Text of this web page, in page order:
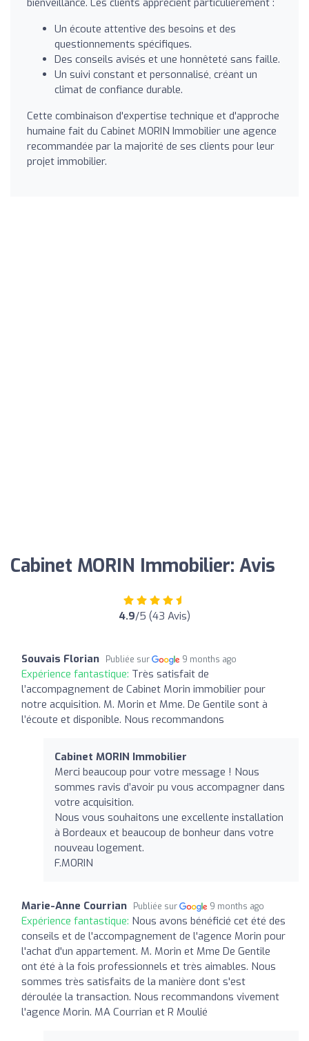
Un écoute attentive des besoins et des
questionnements spécifiques.
Des conseils avisés et une honnêteté sans faille.
Un suivi constant et personnalisé, créant un
climat de confiance durable.
Cette combinaison d'expertise technique et d'approche
humaine fait du Cabinet MORIN Immobilier une agence
recommandée par la majorité de ses clients pour leur
projet immobilier.
Cabinet MORIN Immobilier: Avis
4.9/5 (43 Avis)
Souvais Florian Publiée sur 9 months ago
Expérience fantastique: Très satisfait de
l’accompagnement de Cabinet Morin immobilier pour
notre acquisition. M. Morin et Mme. De Gentile sont à
l’écoute et disponible. Nous recommandons
Cabinet MORIN Immobilier
Merci beaucoup pour votre message ! Nous
sommes ravis d’avoir pu vous accompagner dans
votre acquisition.
Nous vous souhaitons une excellente installation
à Bordeaux et beaucoup de bonheur dans votre
nouveau logement.
F.MORIN
Marie-Anne Courrian Publiée sur 9 months ago
Expérience fantastique: Nous avons bénéficié cet été des
conseils et de l'accompagnement de l'agence Morin pour
l'achat d'un appartement. M. Morin et Mme De Gentile
ont été à la fois professionnels et très aimables. Nous
sommes très satisfaits de la manière dont s'est
déroulée la transaction. Nous recommandons vivement
l'agence Morin. MA Courrian et R Moulié